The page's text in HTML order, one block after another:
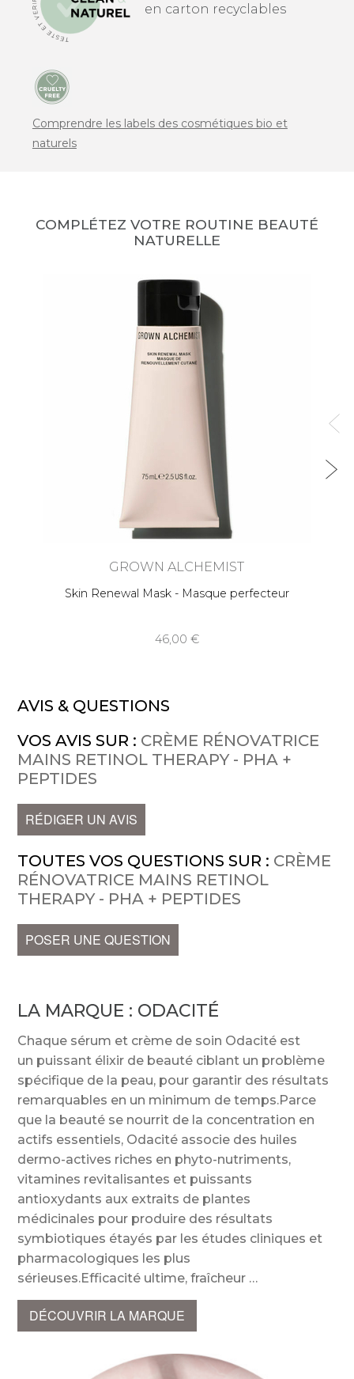
en carton recyclables
Comprendre les labels des cosmétiques bio et
naturels
COMPLÉTEZ VOTRE ROUTINE BEAUTÉ
NATURELLE
GROWN ALCHEMIST
Skin Renewal Mask - Masque perfecteur
46,00
AVIS & QUESTIONS
VOS AVIS SUR : CRÈME RÉNOVATRICE
MAINS RETINOL THERAPY - PHA +
PEPTIDES
RÉDIGER UN AVIS
TOUTES VOS QUESTIONS SUR : CRÈME
RÉNOVATRICE MAINS RETINOL
THERAPY - PHA + PEPTIDES
POSER UNE QUESTION
LA MARQUE : ODACITÉ
Chaque sérum et crème de soin Odacité est
un puissant élixir de beauté ciblant un problème
spécifique de la peau, pour garantir des résultats
remarquables en un minimum de temps.Parce
que la beauté se nourrit de la concentration en
actifs essentiels, Odacité associe des huiles
dermo-actives riches en phyto-nutriments,
vitamines revitalisantes et puissants
antioxydants aux extraits de plantes
médicinales pour produire des résultats
symbiotiques étayés par les études cliniques et
pharmacologiques les plus
sérieuses.Efficacité ultime, fraîcheur
DÉCOUVRIR LA MARQUE